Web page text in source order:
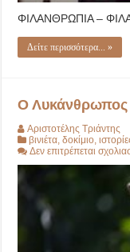
ΦΙΛΑΝΘΡΩΠΙΑ –
Δείτε περισσότερα... »
Ο Λυκάνθρωπος
Αριστοτέλης Τριάντης
βινιέτα,δοκίμιο,
Δεν επιτρέπεται